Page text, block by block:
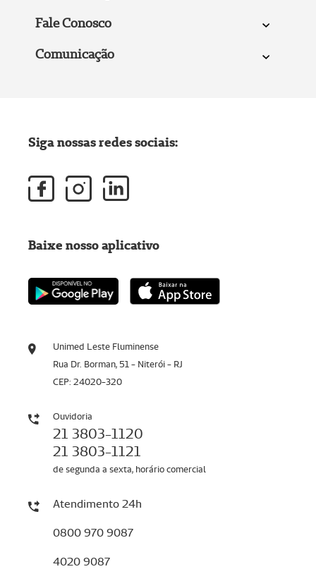
Fale Conosco
Comunicação
Unimed Leste Fluminense
Rua Dr. Borman, 51 - Niterói - RJ
CEP: 24020-320
Ouvidoria
21 3803-1120
21 3803-1121
de segunda a sexta, horário comercial
Atendimento 24h
0800 970 9087
4020 9087
Siga nossas redes sociais:
Baixe nosso aplicativo